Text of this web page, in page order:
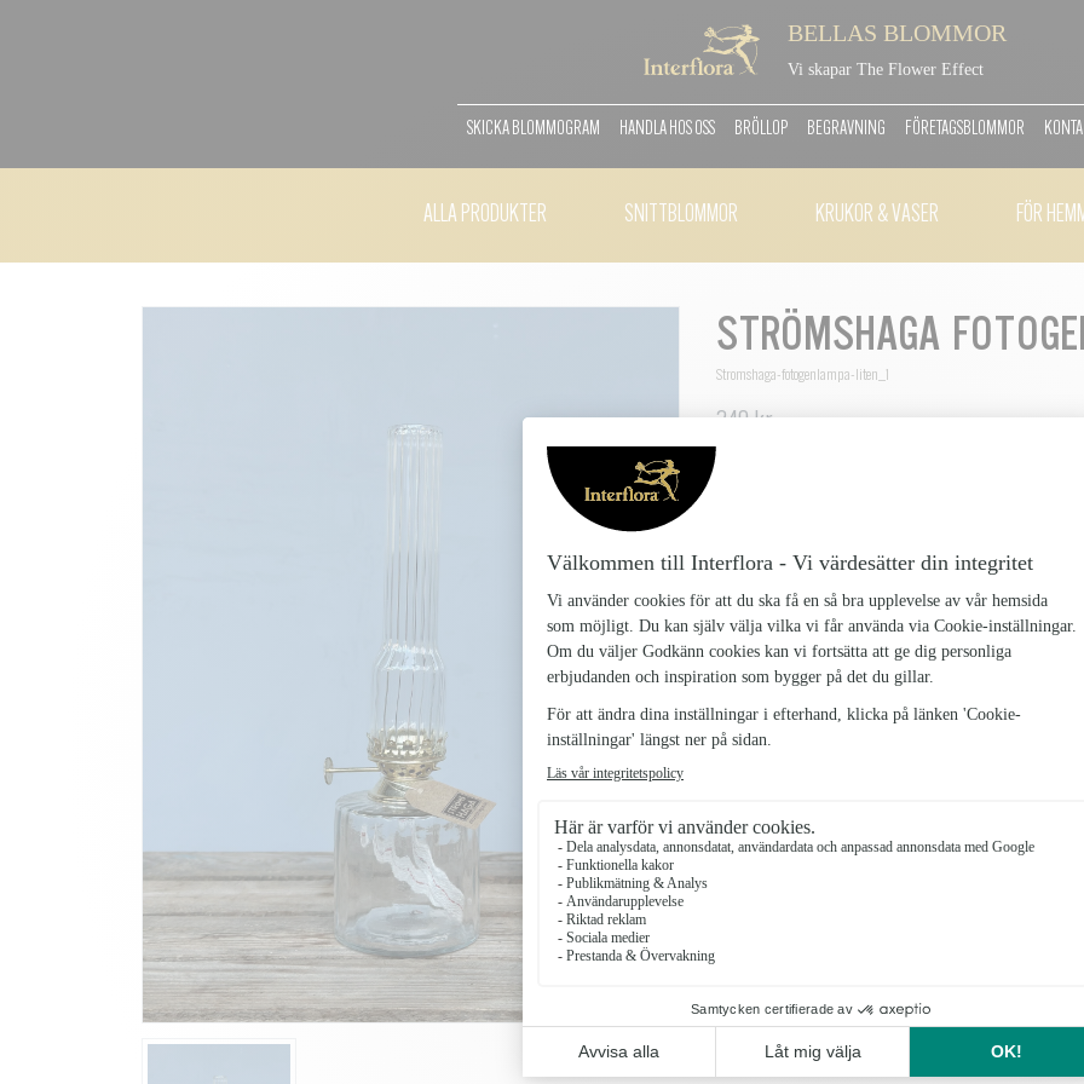
BELLAS BLOMMOR
Vi skapar The Flower Effect
SKICKA BLOMMOGRAM HANDLA HOS OSS BRÖLLOP BEGRAVNING FÖRETAGSBLOMMOR
ALLA PRODUKTER SNITTBLOMMOR KRUKOR & VASER FÖR
STRÖMSHAGA
Stromshaga-fotogenlampa-liten_1
349 kr